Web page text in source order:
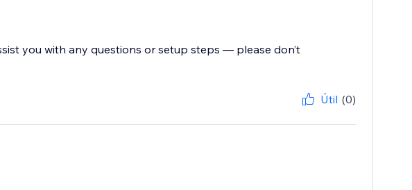
you with any questions or setup steps — please don’t
Útil (0)